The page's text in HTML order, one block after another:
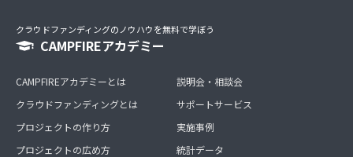
クラウドファンディングのノウハウを無料で学ぼう
CAMPFIREアカデミー
CAMPFIREアカデミーとは
クラウドファンディングとは
プロジェクトの作り方
プロジェクトの広め方
説明会・相談会
サポートサービス
実施事例
統計データ